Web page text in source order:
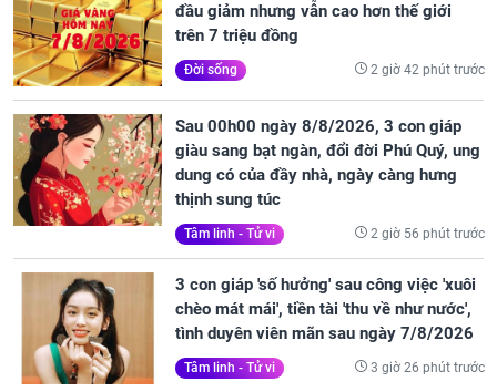
đầu giảm nhưng vẫn cao hơn thế giới
trên 7 triệu đồng
Đời sống 2 giờ 42 phút trước
Sau 00h00 ngày 8/8/2026, 3 con giáp
giàu sang bạt ngàn, đổi đời Phú Quý, ung
dung có của đầy nhà, ngày càng hưng
thịnh sung túc
Tâm linh - Tử vi 2 giờ 56 phút trước
3 con giáp 'số hưởng' sau công việc 'xuôi
chèo mát mái', tiền tài 'thu về như nước',
tình duyên viên mãn sau ngày 7/8/2026
Tâm linh - Tử vi 3 giờ 26 phút trước